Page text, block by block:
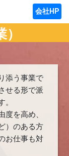
会社HP
添う事業で
せる形で派
度を高め、
）のある方
お仕事も対